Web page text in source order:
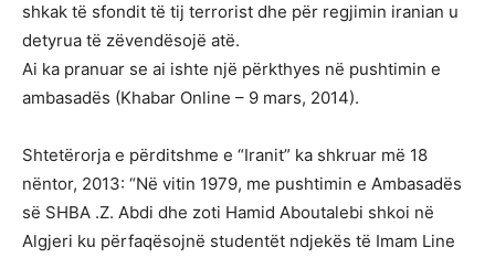
shkak të sfondit të tij terrorist dhe për regjimin iranian u
detyrua të zëvendësojë atë.
Ai ka pranuar se ai ishte një përkthyes në pushtimin e
ambasadës (Khabar Online – 9 mars, 2014).
Shtetërorja e përditshme e “Iranit” ka shkruar më 18
nëntor, 2013: “Në vitin 1979, me pushtimin e Ambasadës
së SHBA .Z. Abdi dhe zoti Hamid Aboutalebi shkoi në
Algjeri ku përfaqësojnë studentët ndjekës të Imam Line